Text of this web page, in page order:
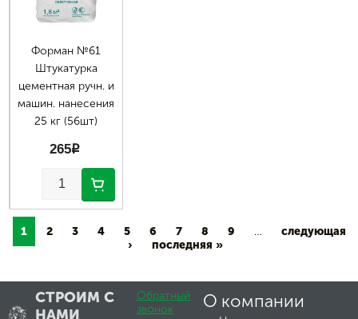
Форман №61
Штукатурка
цементная ручн. и
машин. нанесения
25 кг (56шт)
265p
1 2 3 4 5 6 7 8 9 …
следующая
›
последняя »
СТРОИМ С
НАМИ
Обратный
звонок
О компании